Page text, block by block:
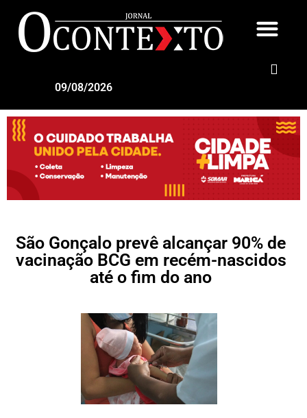
09/08/2026
São Gonçalo prevê alcançar 90% de
vacinação BCG em recém-nascidos
até o fim do ano